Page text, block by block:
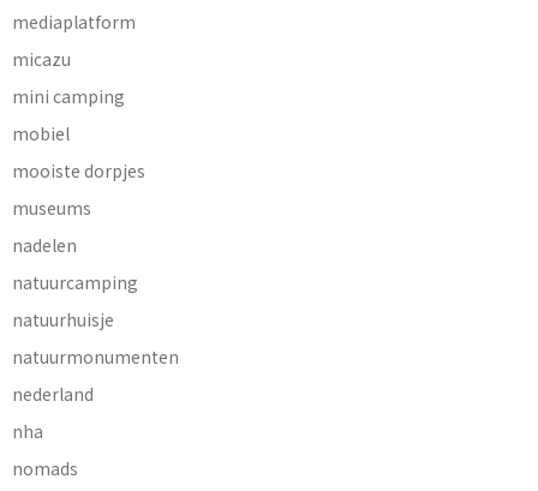
mediaplatform
micazu
mini camping
mobiel
mooiste dorpjes
museums
nadelen
natuurcamping
natuurhuisje
natuurmonumenten
nederland
nha
nomads